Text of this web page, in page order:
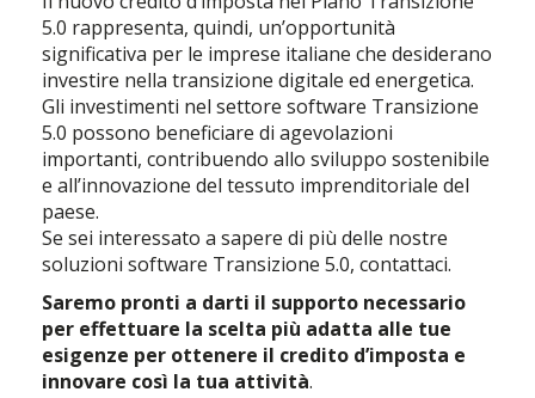
5.0 rappresenta, quindi, un’opportunità
significativa per le imprese italiane che desiderano
investire nella transizione digitale ed energetica.
Gli investimenti nel settore software Transizione
5.0 possono beneficiare di agevolazioni
importanti, contribuendo allo sviluppo sostenibile
e all’innovazione del tessuto imprenditoriale del
paese.
Se sei interessato a sapere di più delle nostre
soluzioni software Transizione 5.0, contattaci.
Saremo pronti a darti il supporto necessario
per effettuare la scelta più adatta alle tue
esigenze per ottenere il credito d’imposta e
innovare così la tua attività.